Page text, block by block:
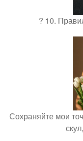
? 10.
Сохраняйте мои